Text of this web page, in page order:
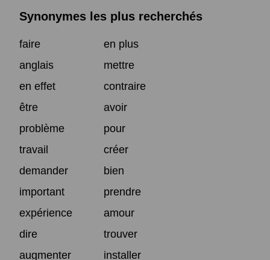
Synonymes les plus recherchés
faire
en plus
anglais
mettre
en effet
contraire
être
avoir
problème
pour
travail
créer
demander
bien
important
prendre
expérience
amour
dire
trouver
augmenter
installer